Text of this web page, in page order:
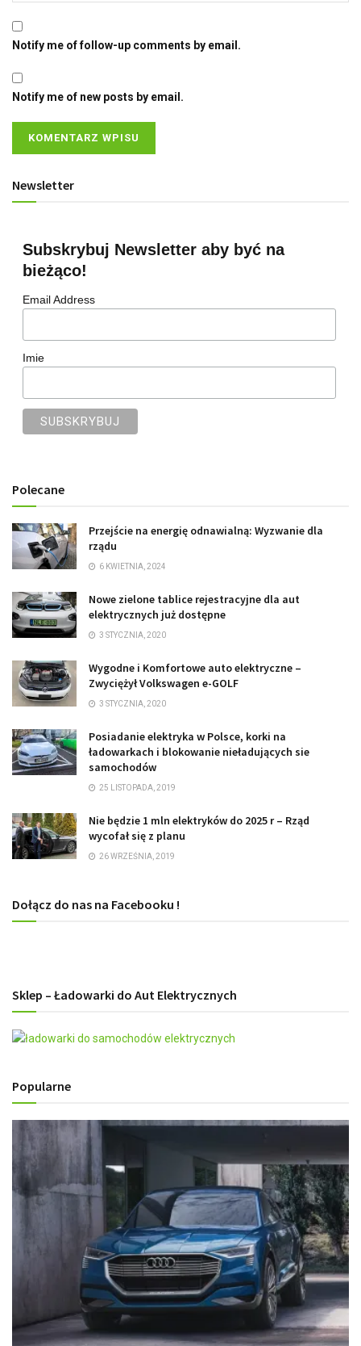
Notify me of follow-up comments by email.
Notify me of new posts by email.
Newsletter
Subskrybuj Newsletter aby być na
bieżąco!
Email Address
Imie
Polecane
Przejście na energię odnawialną: Wyzwanie dla
rządu
6 KWIETNIA, 2024
Nowe zielone tablice rejestracyjne dla aut
elektrycznych już dostępne
3 STYCZNIA, 2020
Wygodne i Komfortowe auto elektryczne –
Zwyciężył Volkswagen e-GOLF
3 STYCZNIA, 2020
Posiadanie elektryka w Polsce, korki na
ładowarkach i blokowanie nieładujących sie
samochodów
25 LISTOPADA, 2019
Nie będzie 1 mln elektryków do 2025 r – Rząd
wycofał się z planu
26 WRZEŚNIA, 2019
Dołącz do nas na Facebooku !
Sklep – Ładowarki do Aut Elektrycznych
Popularne